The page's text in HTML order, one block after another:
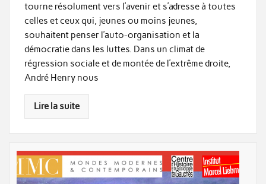
tourne résolument vers l’avenir et s’adresse à toutes
celles et ceux qui, jeunes ou moins jeunes,
souhaitent penser l’auto-organisation et la
démocratie dans les luttes. Dans un climat de
régression sociale et de montée de l’extrême droite,
André Henry nous
Lire la suite